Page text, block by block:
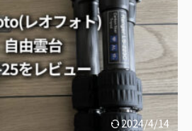
2024/4/14